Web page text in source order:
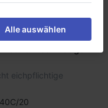
eichpflichtige
20
Alle auswählen